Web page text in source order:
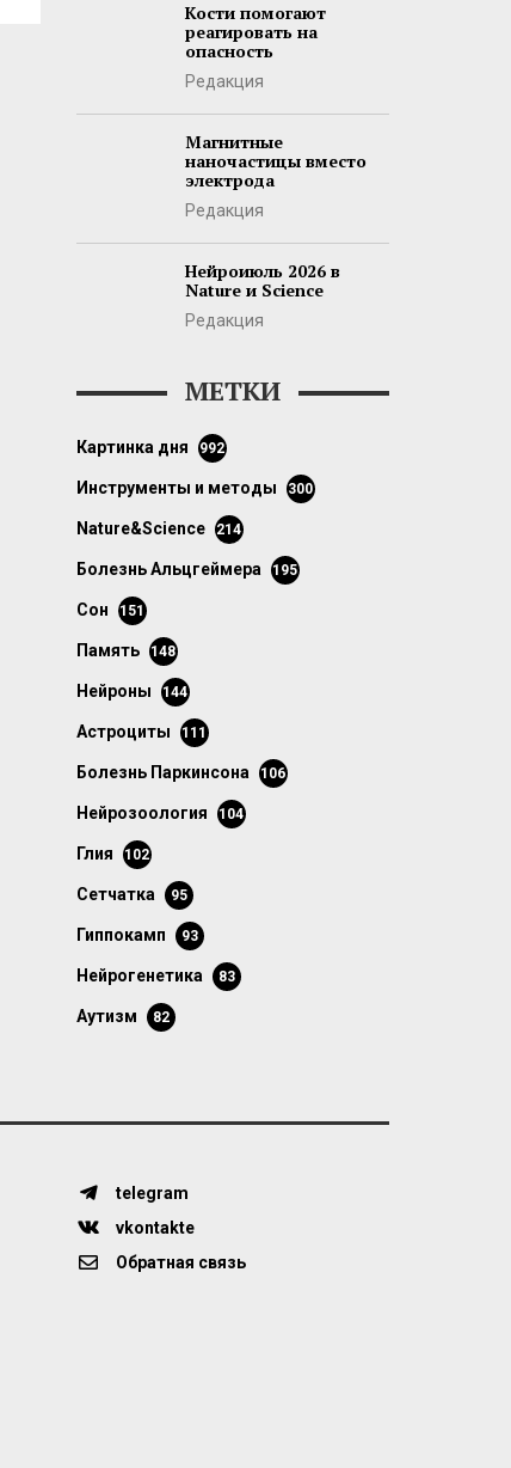
Кости помогают
реагировать на
опасность
Редакция
Магнитные
наночастицы вместо
электрода
Редакция
Нейроиюль 2026 в
Nature и Science
Редакция
МЕТКИ
картинка дня 992
инструменты и методы 300
Nature&Science 214
болезнь Альцгеймера 195
сон 151
память 148
нейроны 144
астроциты 111
болезнь Паркинсона 106
нейрозоология 104
глия 102
сетчатка 95
гиппокамп 93
нейрогенетика 83
аутизм 82
telegram
vkontakte
Обратная связь